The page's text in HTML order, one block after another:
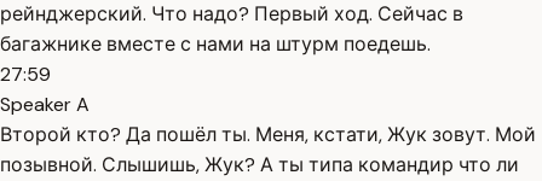
рейнджерский. Что надо? Первый ход. Сейчас в
багажнике вместе с нами на штурм поедешь.
27:59
Speaker A
Второй кто? Да пошёл ты. Меня, кстати, Жук зовут. Мой
позывной. Слышишь, Жук? А ты типа командир что ли